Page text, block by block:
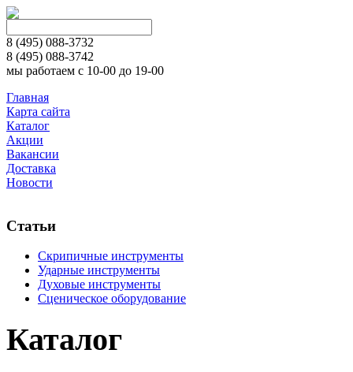
8 (495) 088-3732
8 (495) 088-3742
мы работаем с 10-00 до 19-00
Главная
Карта сайта
Каталог
Акции
Вакансии
Доставка
Новости
Статьи
Скрипичные инструменты
Ударные инструменты
Духовые инструменты
Сценическое оборудование
Каталог